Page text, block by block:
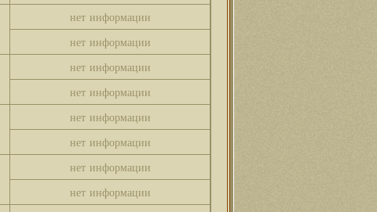
нет информации
нет информации
нет информации
нет информации
нет информации
нет информации
нет информации
нет информации